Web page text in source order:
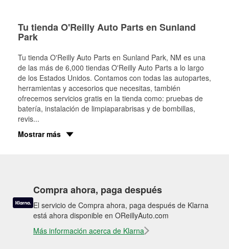
Tu tienda O'Reilly Auto Parts en Sunland
Park
Tu tienda O'Reilly Auto Parts en Sunland Park, NM es una
de las más de 6,000 tiendas O'Reilly Auto Parts a lo largo
de los Estados Unidos. Contamos con todas las autopartes,
herramientas y accesorios que necesitas, también
ofrecemos servicios gratis en la tienda como: pruebas de
batería, instalación de limpiaparabrisas y de bombillas,
revis...
Mostrar más
Compra ahora, paga después
El servicio de Compra ahora, paga después de Klarna
está ahora disponible en OReillyAuto.com
Más información acerca de Klarna